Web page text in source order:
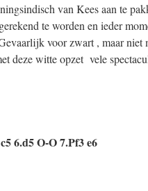
van Kees aan te
te worden en ieder
voor zwart , maar
deze witte opzet vele
6.d5 O-O 7.Pf3 e6